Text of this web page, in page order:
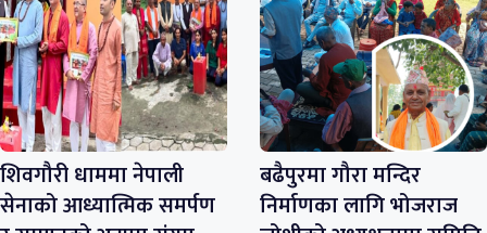
शिवगौरी धाममा नेपाली
सेनाको आध्यात्मिक समर्पण
बढैपुरमा गौरा मन्दिर
निर्माणका लागि भोजराज